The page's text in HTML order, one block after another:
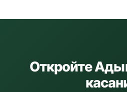
Откройте